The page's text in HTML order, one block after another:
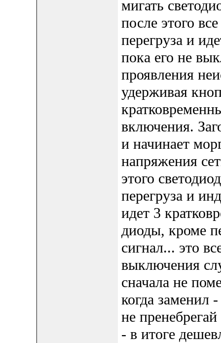
мигать
после этого
перегруза и
пока его не
проявления
удерживая
включения.
и начинает
напряжения
этого
перегруза и
идет 3
диоды, кроме
сигнал... это
выключения
сначала не
когда заменил
не
- в итоге